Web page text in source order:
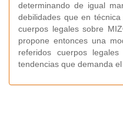
determinando de igual
debilidades que en
cuerpos legales sobre
propone entonces una
referidos cuerpos
tendencias que demanda el